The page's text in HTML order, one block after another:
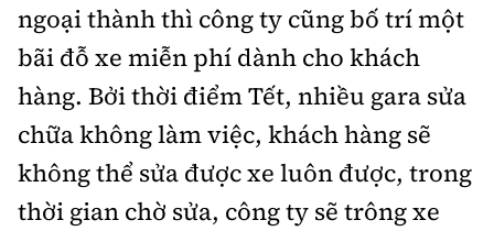
ngoại thành thì công ty cũng bố trí một
bãi đỗ xe miễn phí dành cho khách
hàng. Bởi thời điểm Tết, nhiều gara sửa
chữa không làm việc, khách hàng sẽ
không thể sửa được xe luôn được, trong
thời gian chờ sửa, công ty sẽ trông xe